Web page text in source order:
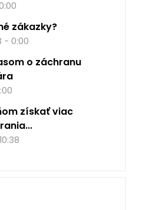
zákazky?
- 0:00
o záchranu
získať viac